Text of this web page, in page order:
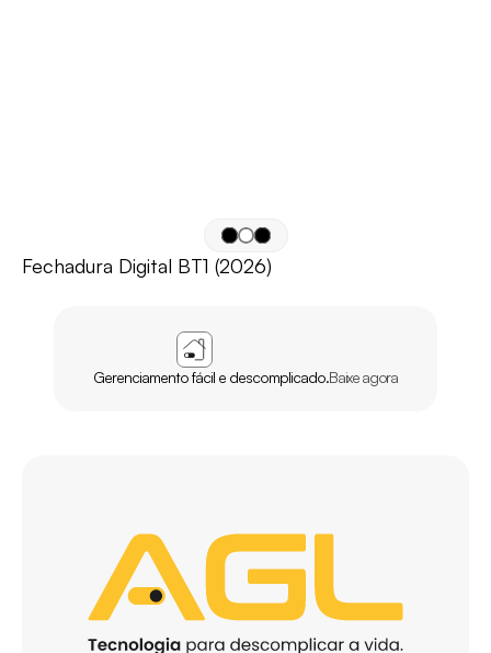
Fechadura Digital BT1 (2026)
Gerenciamento fácil e descomplicado.Baixe agora